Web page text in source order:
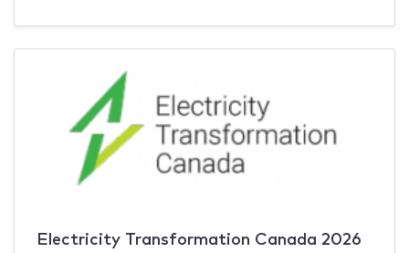
Electricity Transformation Canada 2026